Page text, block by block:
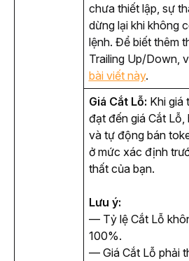
chưa thiết lập, sự
dừng lại khi không
lệnh. Để biết thêm
bài viết này.
Giá Cắt Lỗ: Khi giá
đạt đến giá Cắt
và tự động bán
ở mức xác định
thất của bạn.
Lưu ý:
— Tỷ lệ Cắt Lỗ
100%.
— Giá Cắt Lỗ phải